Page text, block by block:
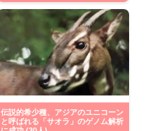
伝説的希少種、アジアのユニコーン
と呼ばれる「サオラ」のゲノム解析